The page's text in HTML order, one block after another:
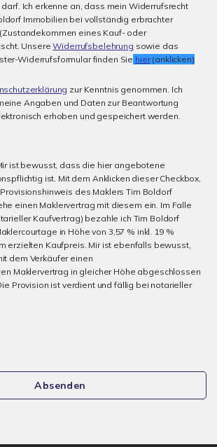
Ich erkenne an, dass mein Widerrufsrecht
Immobilien bei vollständig erbrachter
eines Kauf- oder
UnsereWiderrufsbelehrung sowie das
Widerrufsformular finden Sie hier(anklicken)
zur Kenntnis genommen. Ich
Angaben und Daten zur Beantwortung
erhoben und gespeichert werden.
ist bewusst, dass die hier angebotene
ist. Mit dem Anklicken dieser Checkbox,
des Maklers Tim Boldorf
einen Maklervertrag mit diesem ein. Im Falle
Kaufvertrag) bezahle ich Tim Boldorf
in Höhe von 3,57 % inkl. 19 %
erzielten Kaufpreis. Mir ist ebenfalls bewusst,
dem Verkäufer einen
Maklervertrag in gleicher Höhe abgeschlossen
Provision ist verdient und fällig bei notarieller
Absenden